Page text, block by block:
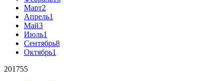
Март2
Апрель1
Май3
Июль1
Сентябрь8
Октябрь1
201755